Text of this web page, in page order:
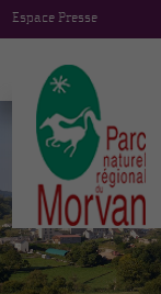
Espace Presse